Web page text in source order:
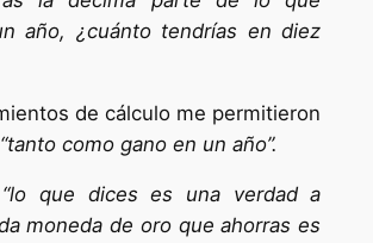
año, ¿cuánto tendrías en diez
de cálculo me permitieron
“tanto como gano en un año”.
“lo que dices es una verdad a
moneda de oro que ahorras es